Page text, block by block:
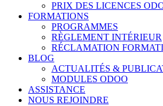
PRIX DES LICENCES
FORMATIONS
PROGRAMMES
RÈGLEMENT INTÉRIEUR
RÉCLAMATION
BLOG
ACTUALITÉS &
MODULES ODOO
ASSISTANCE
NOUS REJOINDRE